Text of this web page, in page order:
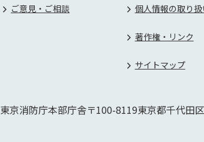
ご意見・ご相談 個人情報の取り扱
著作権・リンク
サイトマップ
東京消防庁本部庁舎〒100-8119東京都千代田